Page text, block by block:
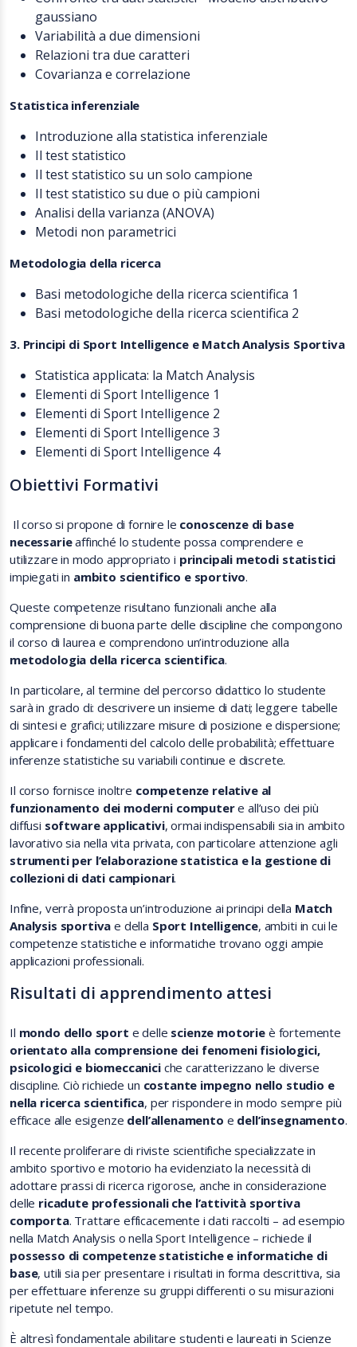
gaussiano
Variabilità a due dimensioni
Relazioni tra due caratteri
Covarianza e correlazione
Statistica inferenziale
Introduzione alla statistica inferenziale
Il test statistico
Il test statistico su un solo campione
Il test statistico su due o più campioni
Analisi della varianza (ANOVA)
Metodi non parametrici
Metodologia della ricerca
Basi metodologiche della ricerca scientifica 1
Basi metodologiche della ricerca scientifica 2
3. Principi di Sport Intelligence e Match Analysis Sportiva
Statistica applicata: la Match Analysis
Elementi di Sport Intelligence 1
Elementi di Sport Intelligence 2
Elementi di Sport Intelligence 3
Elementi di Sport Intelligence 4
Obiettivi Formativi
Il corso si propone di fornire le conoscenze di base
necessarieaffinché lo studente possa comprendere e
utilizzare in modo appropriato i principali metodi statistici
impiegati in ambito scientifico e sportivo.
Queste competenze risultano funzionali anche alla
comprensione di buona parte delle discipline che compongono
il corso di laurea e comprendono un’introduzione alla
metodologia della ricerca scientifica.
In particolare, al termine del percorso didattico lo studente
sarà in grado di: descrivere un insieme di dati; leggere tabelle
di sintesi e grafici; utilizzare misure di posizione e dispersione;
applicare i fondamenti del calcolo delle probabilità; effettuare
inferenze statistiche su variabili continue e discrete.
Il corso fornisce inoltre competenze relative al
funzionamento dei moderni computere all’uso dei più
diffusi software applicativi, ormai indispensabili sia in ambito
lavorativo sia nella vita privata, con particolare attenzione agli
strumenti per l’elaborazione statistica e la gestione di
collezioni di dati campionari.
Infine, verrà proposta un’introduzione ai principi della Match
Analysis sportiva e della Sport Intelligence, ambiti in cui le
competenze statistiche e informatiche trovano oggi ampie
applicazioni professionali.
Risultati di apprendimento attesi
Il mondo dello sport e delle scienze motorie è fortemente
orientato alla comprensione dei fenomeni fisiologici,
psicologici e biomeccaniciche caratterizzano le diverse
discipline. Ciò richiede un costante impegno nello studio e
nella ricerca scientifica, per rispondere in modo sempre più
efficace alle esigenze dell’allenamento e dell’insegnamento.
Il recente proliferare di riviste scientifiche specializzate in
ambito sportivo e motorio ha evidenziato la necessità di
adottare prassi di ricerca rigorose, anche in considerazione
delle ricadute professionali che l’attività sportiva
comporta. Trattare efficacemente i dati raccolti – ad esempio
nella Match Analysis o nella Sport Intelligence – richiede il
possesso di competenze statistiche e informatiche di
base, utili sia per presentare i risultati in forma descrittiva, sia
per effettuare inferenze su gruppi differenti o su misurazioni
ripetute nel tempo.
È altresì fondamentale abilitare studenti e laureati in Scienze